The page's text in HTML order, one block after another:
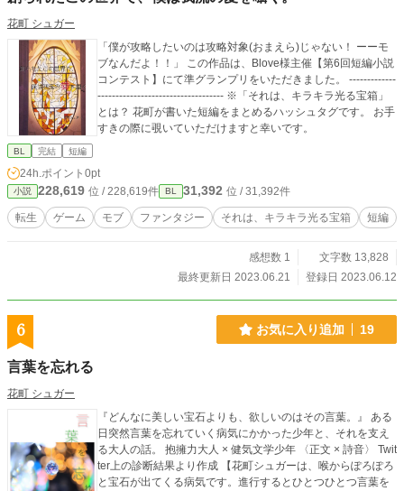
花町 シュガー
「僕が攻略したいのは攻略対象(おまえら)じゃない！ ーーモ
ブなんだよ！！」 この作品は、Blove様主催【第6回短編小説
コンテスト】にて準グランプリをいただきました。 -------------
----------------------------------- ※「それは、キラキラ光る宝箱」
とは？ 花町が書いた短編をまとめるハッシュタグです。 お手
すきの際に覗いていただけますと幸いです。
BL 完結 短編
24h.ポイント 0pt
小説 228,619 位 / 228,619件 BL 31,392 位 / 31,392件
転生 ゲーム モブ ファンタジー それは、キラキラ光る宝箱 短編
感想数 1
文字数 13,828
最終更新日 2023.06.21
登録日 2023.06.12
6 お気に入り追加 19
言葉を忘れる
花町 シュガー
『どんなに美しい宝石よりも、欲しいのはその言葉。』 ある
日突然言葉を忘れていく病気にかかった少年と、それを支え
る大人の話。 抱擁力大人 × 健気文学少年 〈正文 × 詩音〉 Twit
ter上の診断結果より作成 【花町シュガーは、喉からぽろぽろ
と宝石が出てくる病気です。進行するとひとつひとつ言葉を